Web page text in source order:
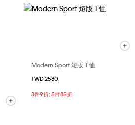
Modern Sport 短版 T 恤
TWD 2580
3件9折; 5件85折